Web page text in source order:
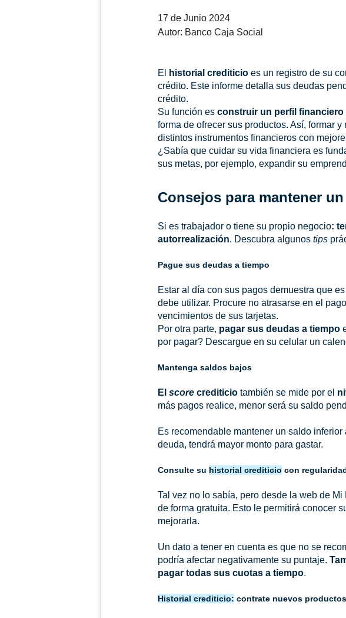
17 de Junio 2024
Autor: Banco Caja Social
El historial crediticio es un registro de su
crédito. Este informe detalla sus deudas
crédito.
Su función es construir un perfil financiero
forma de ofrecer sus productos. Así, formar
distintos instrumentos financieros con
¿Sabía que cuidar su vida financiera es
sus metas, por ejemplo, expandir su
Consejos para mantener
Si es trabajador o tiene su propio negocio:
autorrealización. Descubra algunos tips
Pague sus deudas a tiempo
Estar al día con sus pagos demuestra que es
debe utilizar. Procure no atrasarse en el
vencimientos de sus tarjetas.
Por otra parte, pagar sus deudas a tiempo
por pagar? Descargue en su celular un
Mantenga saldos bajos
El score crediticio también se mide por el
más pagos realice, menor será su saldo
Es recomendable mantener un saldo
deuda, tendrá mayor monto para gastar.
Consulte su historial crediticio con
Tal vez no lo sabía, pero desde la web de
de forma gratuita. Esto le permitirá conocer
mejorarla.
Un dato a tener en cuenta es que no se
podría afectar negativamente su puntaje.
pagar todas sus cuotas a tiempo.
Historial crediticio: contrate nuevos